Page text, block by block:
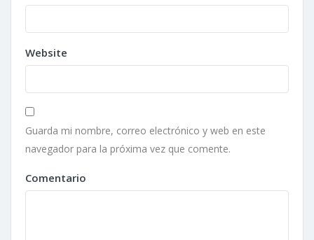
Website
Guarda mi nombre, correo electrónico y web en este
navegador para la próxima vez que comente.
Comentario